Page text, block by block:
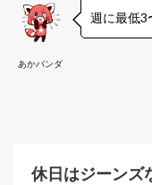
あかパンダ
週に最低3
休日はジーンズ